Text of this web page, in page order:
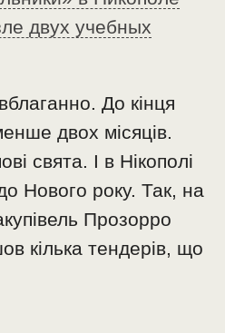
двух учебных
До кінця
двох місяців.
свята. І в Нікополі
Нового року. Так, на
Прозорро
кілька тендерів, що